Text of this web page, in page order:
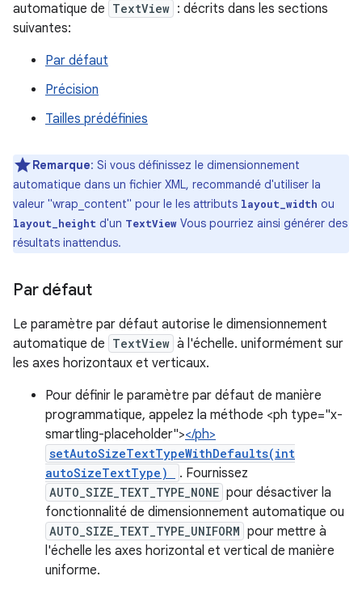
automatique de TextView : décrits dans les sections
suivantes:
Par défaut
Précision
Tailles prédéfinies
Remarque: Si vous définissez le dimensionnement
automatique dans un fichier XML, recommandé d'utiliser la
valeur "wrap_content" pour le les attributs layout_width ou
layout_height d'un TextView Vous pourriez ainsi générer des
résultats inattendus.
Par défaut
Le paramètre par défaut autorise le dimensionnement
automatique de TextView à l'échelle. uniformément sur
les axes horizontaux et verticaux.
Pour définir le paramètre par défaut de manière
programmatique, appelez la méthode <ph type="x-
smartling-placeholder"></ph>
setAutoSizeTextTypeWithDefaults(int
autoSizeTextType)
. Fournissez
AUTO_SIZE_TEXT_TYPE_NONE pour désactiver la
fonctionnalité de dimensionnement automatique ou
AUTO_SIZE_TEXT_TYPE_UNIFORM pour mettre à
l'échelle les axes horizontal et vertical de manière
uniforme.